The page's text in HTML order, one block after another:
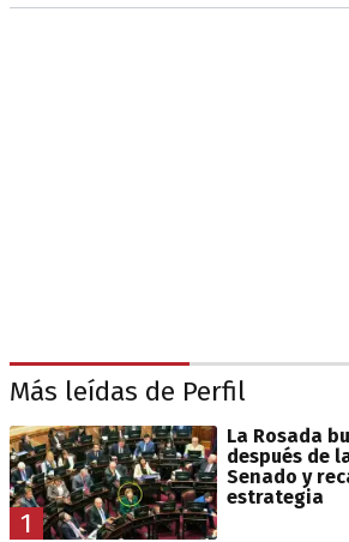
Más leídas de Perfil
1
La Rosada
después de
Senado y
estrategia